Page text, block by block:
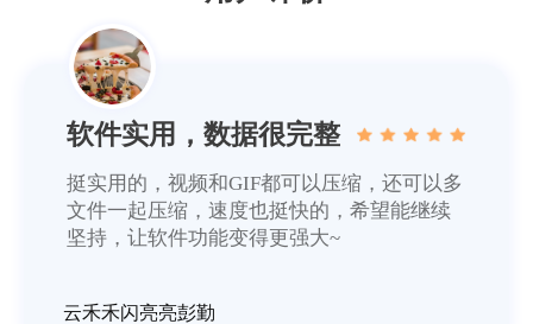
软件实用，数据很完整
挺实用的，视频和GIF都可以压缩，还可以多
文件一起压缩，速度也挺快的，希望能继续
坚持，让软件功能变得更强大~
云禾禾闪亮亮彭勤